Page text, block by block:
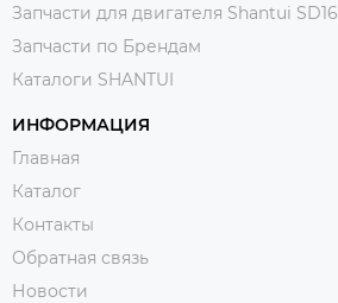
Запчасти для двигателя Shantui SD16
Запчасти по Брендам
Каталоги SHANTUI
ИНФОРМАЦИЯ
Главная
Каталог
Контакты
Обратная связь
Новости